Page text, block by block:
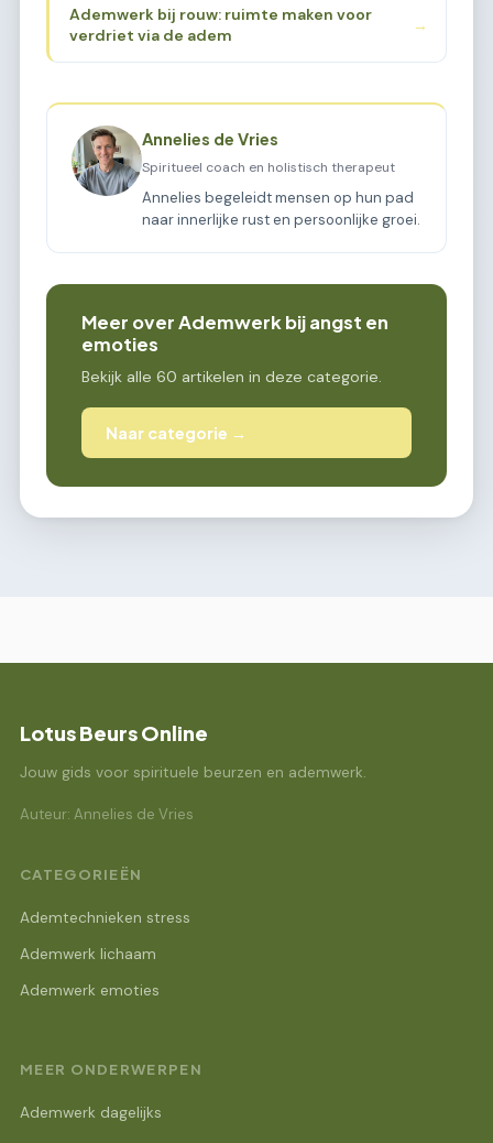
Ademwerk bij rouw: ruimte maken voor
verdriet via de adem
→
Annelies de Vries
Spiritueel coach en holistisch therapeut
Annelies begeleidt mensen op hun pad
naar innerlijke rust en persoonlijke groei.
Meer over Ademwerk bij angst en
emoties
Bekijk alle 60 artikelen in deze categorie.
Naar categorie →
Lotus Beurs Online
Jouw gids voor spirituele beurzen en ademwerk.
Auteur: Annelies de Vries
CATEGORIEËN
Ademtechnieken stress
Ademwerk lichaam
Ademwerk emoties
MEER ONDERWERPEN
Ademwerk dagelijks